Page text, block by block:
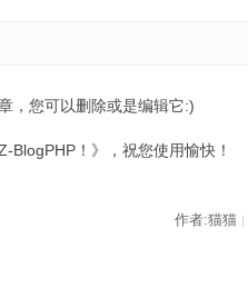
，您可以删除或是编辑它:)
BlogPHP！》，祝您使用愉快！
作者:猫猫 |